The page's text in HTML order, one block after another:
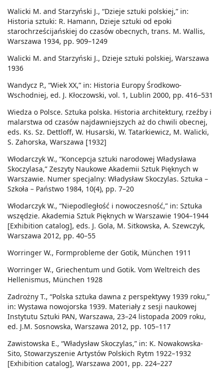
Walicki M. and Starzyński J., “Dzieje sztuki polskiej,” in:
Historia sztuki: R. Hamann, Dzieje sztuki od epoki
starochrześcijańskiej do czasów obecnych, trans. M. Wallis,
Warszawa 1934, pp. 909–1249
Walicki M. and Starzyński J., Dzieje sztuki polskiej, Warszawa
1936
Wandycz P., “Wiek XX,” in: Historia Europy Środkowo-
Wschodniej, ed. J. Kłoczowski, vol. 1, Lublin 2000, pp. 416–531
Wiedza o Polsce. Sztuka polska. Historia architektury, rzeźby i
malarstwa od czasów najdawniejszych aż do chwili obecnej,
eds. Ks. Sz. Dettloff, W. Husarski, W. Tatarkiewicz, M. Walicki,
S. Zahorska, Warszawa [1932]
Włodarczyk W., “Koncepcja sztuki narodowej Władysława
Skoczylasa,” Zeszyty Naukowe Akademii Sztuk Pięknych w
Warszawie. Numer specjalny: Władysław Skoczylas. Sztuka –
Szkoła – Państwo 1984, 10(4), pp. 7–20
Włodarczyk W., “Niepodległość i nowoczesność,” in: Sztuka
wszędzie. Akademia Sztuk Pięknych w Warszawie 1904–1944
[Exhibition catalog], eds. J. Gola, M. Sitkowska, A. Szewczyk,
Warszawa 2012, pp. 40–55
Worringer W., Formprobleme der Gotik, München 1911
Worringer W., Griechentum und Gotik. Vom Weltreich des
Hellenismus, München 1928
Zadrożny T., “Polska sztuka dawna z perspektywy 1939 roku,”
in: Wystawa nowojorska 1939. Materiały z sesji naukowej
Instytutu Sztuki PAN, Warszawa, 23–24 listopada 2009 roku,
ed. J.M. Sosnowska, Warszawa 2012, pp. 105–117
Zawistowska E., “Władysław Skoczylas,” in: K. Nowakowska-
Sito, Stowarzyszenie Artystów Polskich Rytm 1922–1932
[Exhibition catalog], Warszawa 2001, pp. 224–227